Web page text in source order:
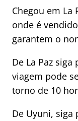
Chegou em La
onde é
garantem o
De La Paz
viagem pode
torno de 10
De Uyuni, siga